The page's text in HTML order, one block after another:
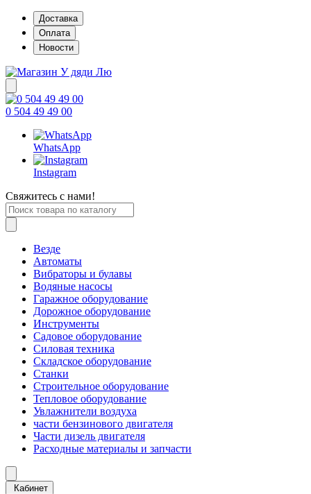
Доставка
Оплата
Новости
0 504 49 49 00
WhatsApp
Instagram
Свяжитесь с нами!
Везде
Автоматы
Вибраторы и булавы
Водяные насосы
Гаражное оборудование
Дорожное оборудование
Инструменты
Садовое оборудование
Силовая техника
Складское оборудование
Станки
Строительное оборудование
Тепловое оборудование
Увлажнители воздуха
части бензинового двигателя
Части дизель двигателя
Расходные материалы и запчасти
Кабинет